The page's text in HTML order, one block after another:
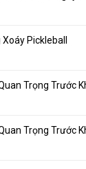
Pickleball
Trọng Trước
Trọng Trước